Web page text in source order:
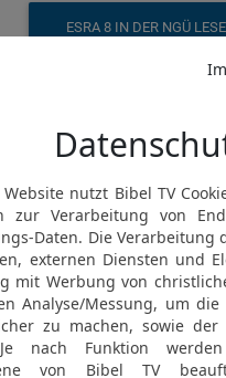
ESRA 8 IN DER NGÜ
Bibelgesellschaft / Deutsche
der
ESRA 8 IN DER SLT